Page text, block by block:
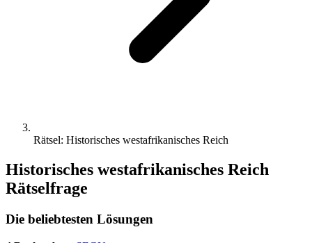
Rätsel: Historisches westafrikanisches Reich
Historisches westafrikanisches Reich
Rätselfrage
Die beliebtesten Lösungen